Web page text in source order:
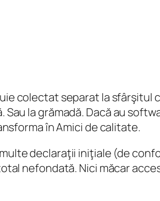
colectat separat la sfârşitul
Sau la grămadă. Dacă au
în Amici de calitate.
declaraţii iniţiale (de
nefondată. Nici măcar